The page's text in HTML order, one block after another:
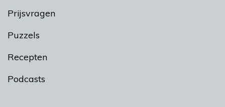
Prijsvragen
Puzzels
Recepten
Podcasts